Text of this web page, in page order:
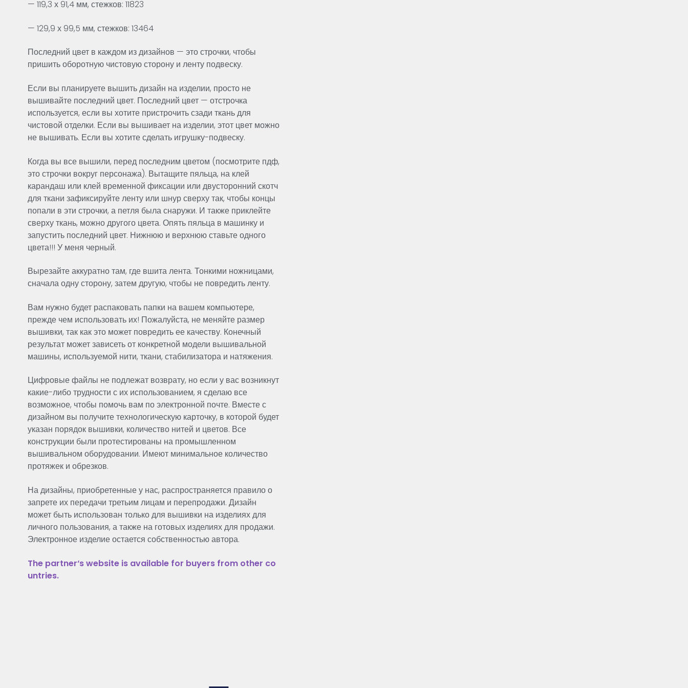
— 119,3 х 91,4 мм, стежков: 11823
— 129,9 х 99,5 мм, стежков: 13464
Последний цвет в каждом из дизайнов — это строчки, чтобы
пришить оборотную чистовую сторону и ленту подвеску.
Если вы планируете вышить дизайн на изделии, просто не
вышивайте последний цвет. Последний цвет — отстрочка
используется, если вы хотите пристрочить сзади ткань для
чистовой отделки. Если вы вышивает на изделии, этот цвет можно
не вышивать. Если вы хотите сделать игрушку-подвеску.
Когда вы все вышили, перед последним цветом (посмотрите пдф,
это строчки вокруг персонажа). Вытащите пяльца, на клей
карандаш или клей временной фиксации или двусторонний скотч
для ткани зафиксируйте ленту или шнур сверху так, чтобы концы
попали в эти строчки, а петля была снаружи. И также приклейте
сверху ткань, можно другого цвета. Опять пяльца в машинку и
запустить последний цвет. Нижнюю и верхнюю ставьте одного
цвета!!! У меня черный.
Вырезайте аккуратно там, где вшита лента. Тонкими ножницами,
сначала одну сторону, затем другую, чтобы не повредить ленту.
Вам нужно будет распаковать папки на вашем компьютере,
прежде чем использовать их! Пожалуйста, не меняйте размер
вышивки, так как это может повредить ее качеству. Конечный
результат может зависеть от конкретной модели вышивальной
машины, используемой нити, ткани, стабилизатора и натяжения.
Цифровые файлы не подлежат возврату, но если у вас возникнут
какие-либо трудности с их использованием, я сделаю все
возможное, чтобы помочь вам по электронной почте. Вместе с
дизайном вы получите технологическую карточку, в которой будет
указан порядок вышивки, количество нитей и цветов. Все
конструкции были протестированы на промышленном
вышивальном оборудовании. Имеют минимальное количество
протяжек и обрезков.
На дизайны, приобретенные у нас, распространяется правило о
запрете их передачи третьим лицам и перепродажи. Дизайн
может быть использован только для вышивки на изделиях для
личного пользования, а также на готовых изделиях для продажи.
Электронное изделие остается собственностью автора.
The partner‘swebsiteis available for buyers from other co
untries.